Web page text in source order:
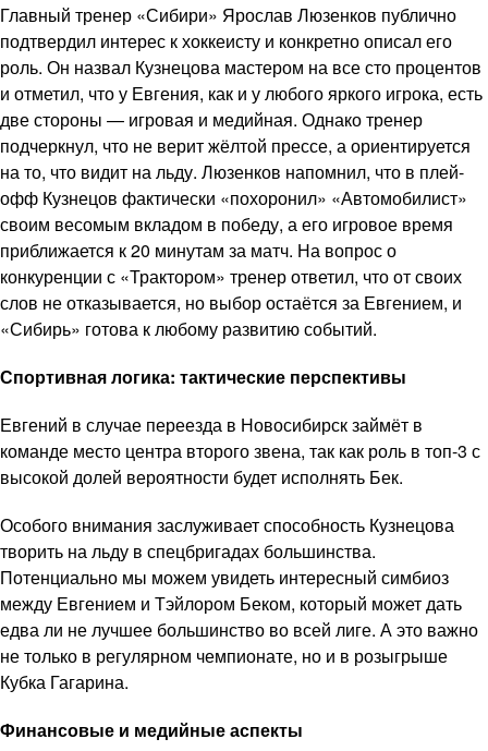
Главный тренер «Сибири» Ярослав Люзенков публично
подтвердил интерес к хоккеисту и конкретно описал его
роль. Он назвал Кузнецова мастером на все сто процентов
и отметил, что у Евгения, как и у любого яркого игрока, есть
две стороны — игровая и медийная. Однако тренер
подчеркнул, что не верит жёлтой прессе, а ориентируется
на то, что видит на льду. Люзенков напомнил, что в плей-
офф Кузнецов фактически «похоронил» «Автомобилист»
своим весомым вкладом в победу, а его игровое время
приближается к 20 минутам за матч. На вопрос о
конкуренции с «Трактором» тренер ответил, что от своих
слов не отказывается, но выбор остаётся за Евгением, и
«Сибирь» готова к любому развитию событий.
Спортивная логика: тактические перспективы
Евгений в случае переезда в Новосибирск займёт в
команде место центра второго звена, так как роль в топ-3 с
высокой долей вероятности будет исполнять Бек.
Особого внимания заслуживает способность Кузнецова
творить на льду в спецбригадах большинства.
Потенциально мы можем увидеть интересный симбиоз
между Евгением и Тэйлором Беком, который может дать
едва ли не лучшее большинство во всей лиге. А это важно
не только в регулярном чемпионате, но и в розыгрыше
Кубка Гагарина.
Финансовые и медийные аспекты